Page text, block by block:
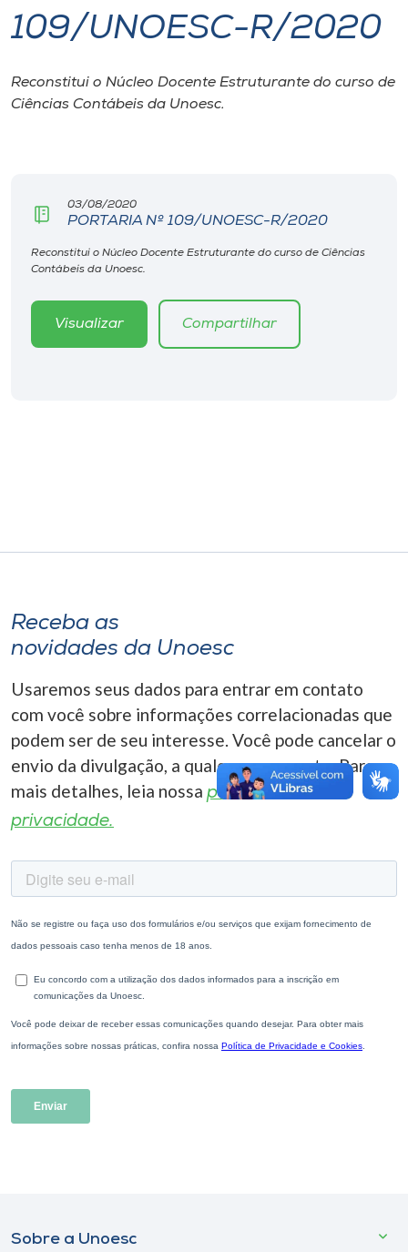
I.nova
Diplomados
CPA
Biblioteca
Editora
A-
109/UNOESC-R/2020
Reconstitui o Núcleo Docente Estruturante do curso de
Ciências Contábeis da Unoesc.
03/08/2020
PORTARIA Nº 109/UNOESC-R/2020
Reconstitui o Núcleo Docente Estruturante do curso de Ciências
Contábeis da Unoesc.
Visualizar Compartilhar
Receba as
novidades da Unoesc
Usaremos seus dados para entrar em contato
com você sobre informações correlacionadas que
podem ser de seu interesse. Você pode cancelar o
envio da divulgação, a qualquer momento. Para
mais detalhes, leia nossa política de
privacidade.
Sobre a Unoesc